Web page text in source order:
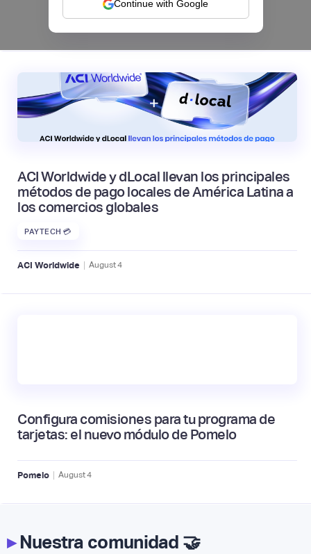
Continue with Google
ACI Worldwide y dLocal llevan los principales
métodos de pago locales de América Latina a
los comercios globales
PAYTECH 💳
ACI Worldwide | August4
Configura comisiones para tu programa de
tarjetas: el nuevo módulo de Pomelo
Pomelo | August4
▸Nuestra comunidad 🤝